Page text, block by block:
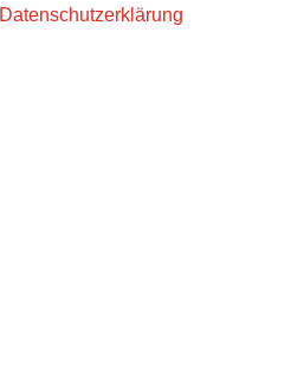
Datenschutzerklärung